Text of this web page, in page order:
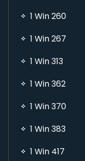
1 Win 260
1 Win 267
1 Win 313
1 Win 362
1 Win 370
1 Win 383
1 Win 417